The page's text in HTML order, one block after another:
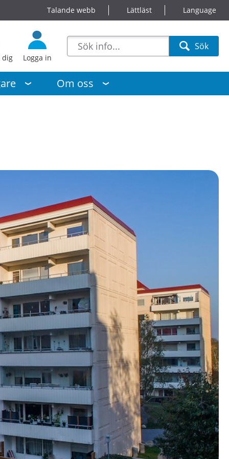
Talande webb Lättläst Language
dig Logga in
sökförslag Sök
Sök
Om oss